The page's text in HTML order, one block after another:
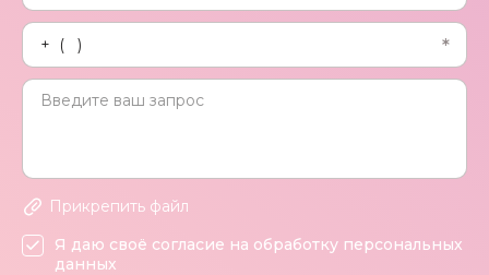
Прикрепить файл
Я даю своё согласие на обработку персональных
данных